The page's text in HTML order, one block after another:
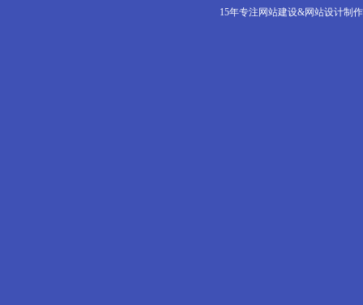
15年专注网站建设&网站设计制作